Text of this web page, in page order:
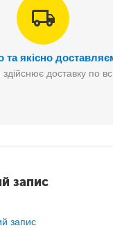
Простота
якісно
доставку по
запис
запис